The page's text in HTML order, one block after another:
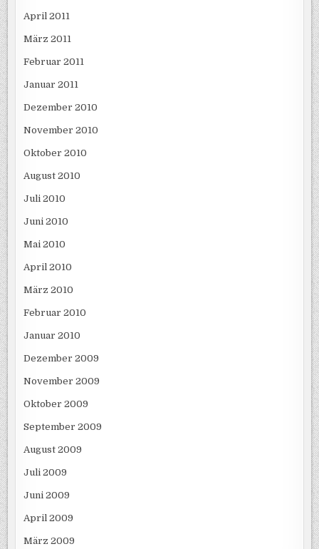
April 2011
März 2011
Februar 2011
Januar 2011
Dezember 2010
November 2010
Oktober 2010
August 2010
Juli 2010
Juni 2010
Mai 2010
April 2010
März 2010
Februar 2010
Januar 2010
Dezember 2009
November 2009
Oktober 2009
September 2009
August 2009
Juli 2009
Juni 2009
April 2009
März 2009